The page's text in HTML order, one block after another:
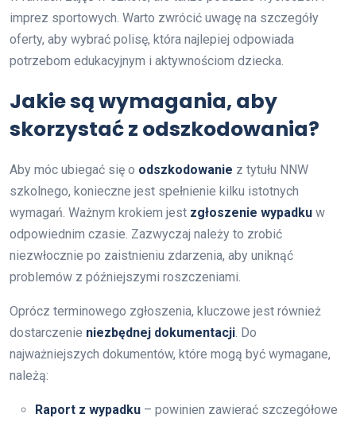
imprez sportowych. Warto zwrócić uwagę na szczegóły
oferty, aby wybrać polisę, która najlepiej odpowiada
potrzebom edukacyjnym i aktywnościom dziecka.
Jakie są wymagania, aby
skorzystać z odszkodowania?
Aby móc ubiegać się o odszkodowanie z tytułu NNW
szkolnego, konieczne jest spełnienie kilku istotnych
wymagań. Ważnym krokiem jest zgłoszenie wypadku w
odpowiednim czasie. Zazwyczaj należy to zrobić
niezwłocznie po zaistnieniu zdarzenia, aby uniknąć
problemów z późniejszymi roszczeniami.
Oprócz terminowego zgłoszenia, kluczowe jest również
dostarczenie niezbędnej dokumentacji . Do
najważniejszych dokumentów, które mogą być wymagane,
należą:
Raport z wypadku – powinien zawierać szczegółowe